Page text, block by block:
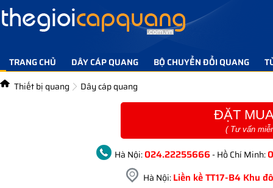
TRANG CHỦ DÂY CÁP QUANG BỘ CHUYỂN ĐỔI QUANG
TIN TỨC GIẢI PHÁP
LIÊN HỆ
Thiết bị quang Dây cáp quang
ĐẶT
( Tư vấn
Hà Nội:024.22255666 - Hồ Chí Minh:
Hà Nội:Liền kề TT17-B4 Khu